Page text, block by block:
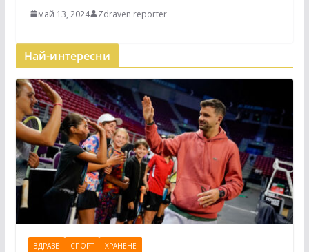
май 13, 2024 Zdraven reporter
Най-интересни
ЗДРАВЕ СПОРТ ХРАНЕНЕ